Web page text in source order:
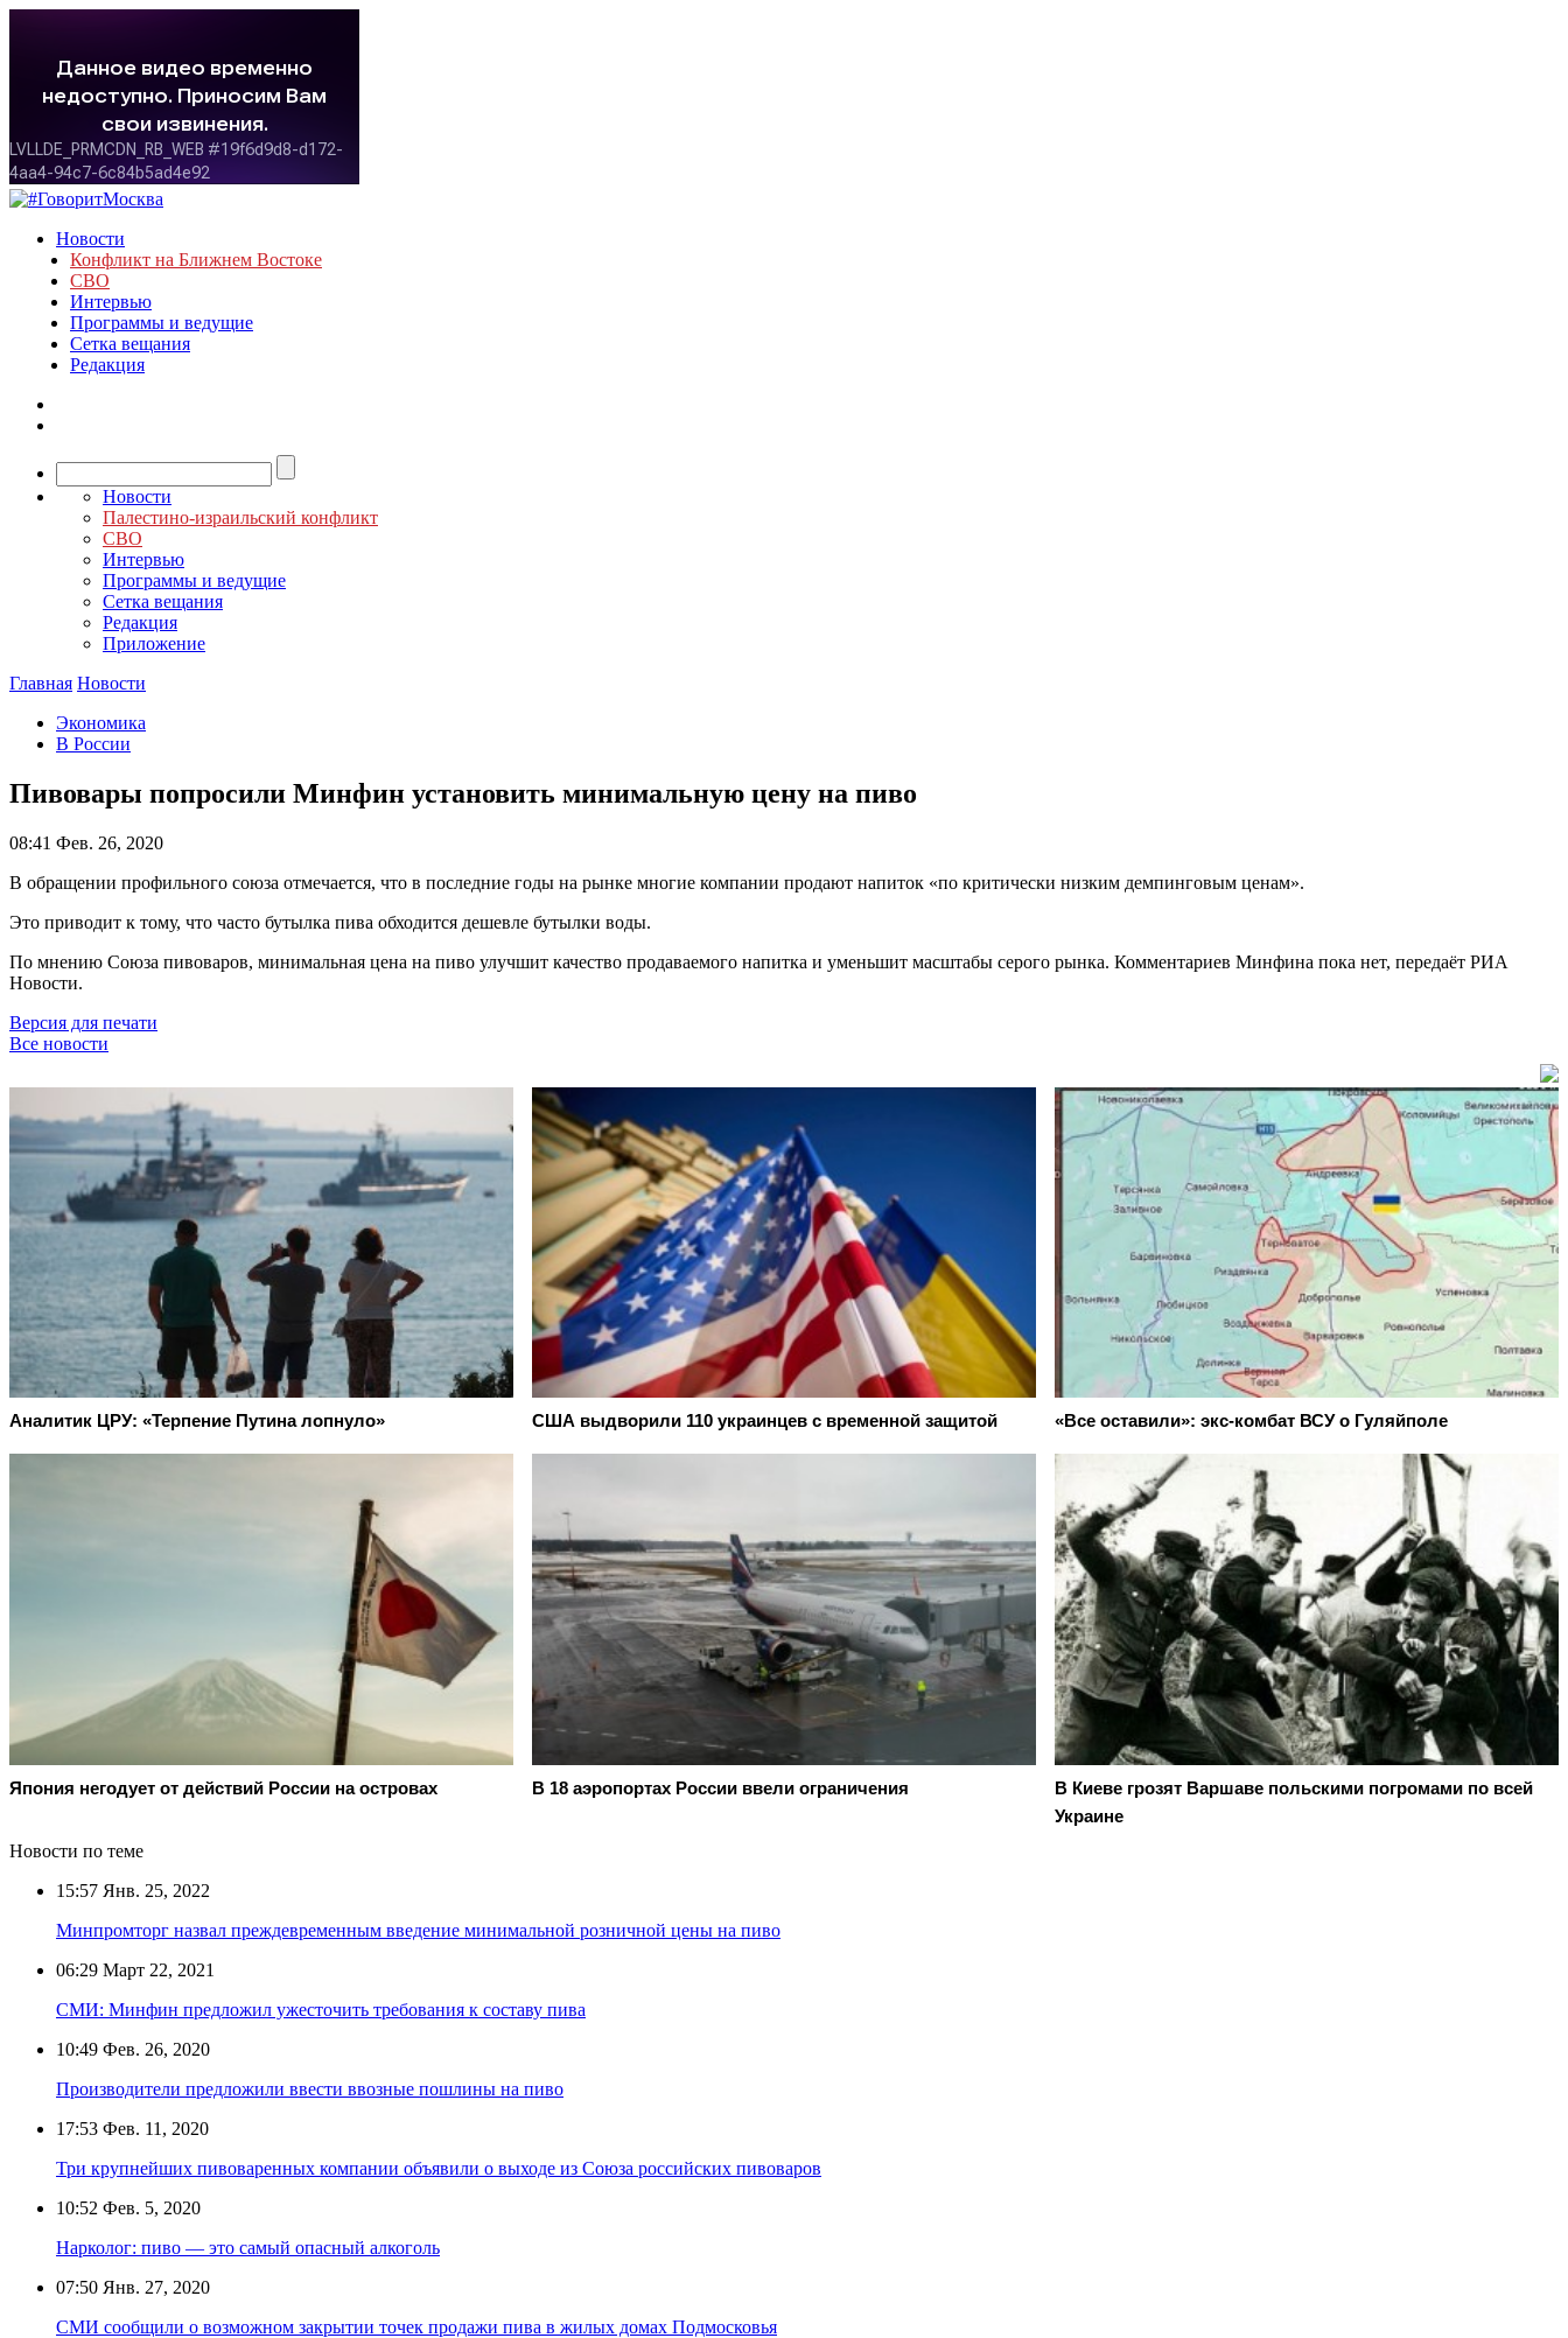
Новости
Конфликт на Ближнем Востоке
СВО
Интервью
Программы и ведущие
Сетка вещания
Редакция
Новости
Палестино-израильский конфликт
СВО
Интервью
Программы и ведущие
Сетка вещания
Редакция
Приложение
Главная Новости
Экономика
В России
Пивовары попросили Минфин установить минимальную цену на пиво
08:41 Фев. 26, 2020
В обращении профильного союза отмечается, что в последние годы на рынке многие компании продают напиток «по критически низким демпинговым ценам».
Это приводит к тому, что часто бутылка пива обходится дешевле бутылки воды.
По мнению Союза пивоваров, минимальная цена на пиво улучшит качество продаваемого напитка и уменьшит масштабы серого рынка. Комментариев Минфина пока нет, передаёт РИА
Новости.
Версия для печати
Все новости
Аналитик ЦРУ: «Терпение Путина лопнуло» США выдворили 110 украинцев с временной защитой «Все оставили»: экс-комбат ВСУ о Гуляйполе
Япония негодует от действий России на островах В 18 аэропортах России ввели ограничения
В Киеве грозят Варшаве польскими погромами по всей
Украине
Новости по теме
15:57 Янв. 25, 2022
Минпромторг назвал преждевременным введение минимальной розничной цены на пиво
06:29 Март 22, 2021
СМИ: Минфин предложил ужесточить требования к составу пива
10:49 Фев. 26, 2020
Производители предложили ввести ввозные пошлины на пиво
17:53 Фев. 11, 2020
Три крупнейших пивоваренных компании объявили о выходе из Союза российских пивоваров
10:52 Фев. 5, 2020
Нарколог: пиво — это самый опасный алкоголь
07:50 Янв. 27, 2020
СМИ сообщили о возможном закрытии точек продажи пива в жилых домах Подмосковья